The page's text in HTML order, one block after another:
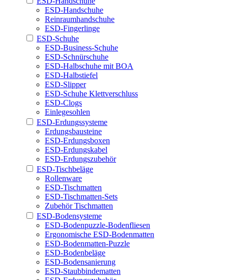
ESD-Handschuhe
Reinraumhandschuhe
ESD-Fingerlinge
ESD-Schuhe
ESD-Business-Schuhe
ESD-Schnürschuhe
ESD-Halbschuhe mit BOA
ESD-Halbstiefel
ESD-Slipper
ESD-Schuhe Klettverschluss
ESD-Clogs
Einlegesohlen
ESD-Erdungssysteme
Erdungsbausteine
ESD-Erdungsboxen
ESD-Erdungskabel
ESD-Erdungszubehör
ESD-Tischbeläge
Rollenware
ESD-Tischmatten
ESD-Tischmatten-Sets
Zubehör Tischmatten
ESD-Bodensysteme
ESD-Bodenpuzzle-Bodenfliesen
Ergonomische ESD-Bodenmatten
ESD-Bodenmatten-Puzzle
ESD-Bodenbeläge
ESD-Bodensanierung
ESD-Staubbindematten